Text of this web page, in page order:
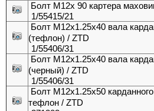
Болт М12х 90 картера
1/55415/21
Болт М12х1.25х40 вала
(тефлон) / ZTD
1/55406/31
Болт М12х1.25х40 вала
(черный) / ZTD
1/55406/31
Болт М12х1.25х50
тефлон / ZTD